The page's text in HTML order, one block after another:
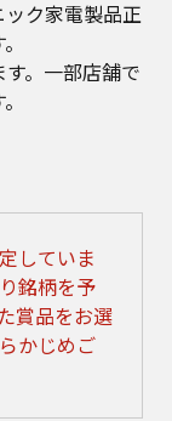
ク家電製品正
。一部店舗で
していま
銘柄を予
賞品をお選
かじめご